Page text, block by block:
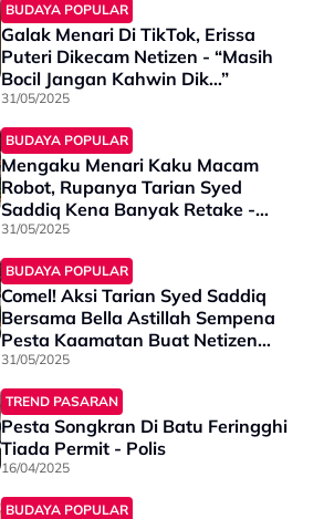
BUDAYA POPULAR
Galak Menari Di TikTok, Erissa
Puteri Dikecam Netizen - “Masih
Bocil Jangan Kahwin Dik…”
31/05/2025
BUDAYA POPULAR
Mengaku Menari Kaku Macam
Robot, Rupanya Tarian Syed
Saddiq Kena Banyak Retake -
“Nasib Baik Ada Bella, Kuranglah
‘Kekakuan’ Tu”
31/05/2025
BUDAYA POPULAR
Comel! Aksi Tarian Syed Saddiq
Bersama Bella Astillah Sempena
Pesta Kaamatan Buat Netizen
Terhibur - “Keras Perut Gelak”
31/05/2025
TREND PASARAN
Pesta Songkran Di Batu Feringghi
Tiada Permit - Polis
16/04/2025
BUDAYA POPULAR